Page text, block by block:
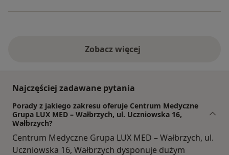
Zobacz więcej
Najczęściej zadawane pytania
Porady z jakiego zakresu oferuje Centrum Medyczne
Grupa LUX MED – Wałbrzych, ul. Uczniowska 16,
Wałbrzych?
Centrum Medyczne Grupa LUX MED – Wałbrzych, ul.
Uczniowska 16, Wałbrzych dysponuje dużym